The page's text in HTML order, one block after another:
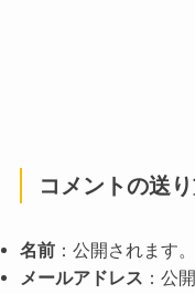
コメントの送
名前：公開されます
メールアドレス ：公